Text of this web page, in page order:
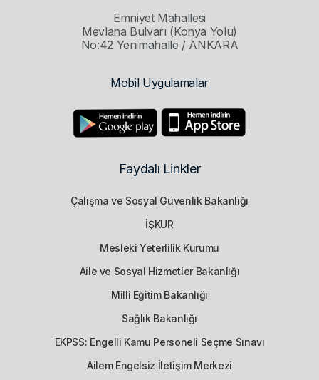
Emniyet Mahallesi
Mevlana Bulvarı (Konya Yolu)
No:42 Yenimahalle / ANKARA
Mobil Uygulamalar
Faydalı Linkler
Çalışma ve Sosyal Güvenlik Bakanlığı
İŞKUR
Mesleki Yeterlilik Kurumu
Aile ve Sosyal Hizmetler Bakanlığı
Milli Eğitim Bakanlığı
Sağlık Bakanlığı
EKPSS: Engelli Kamu Personeli Seçme Sınavı
Ailem Engelsiz İletişim Merkezi